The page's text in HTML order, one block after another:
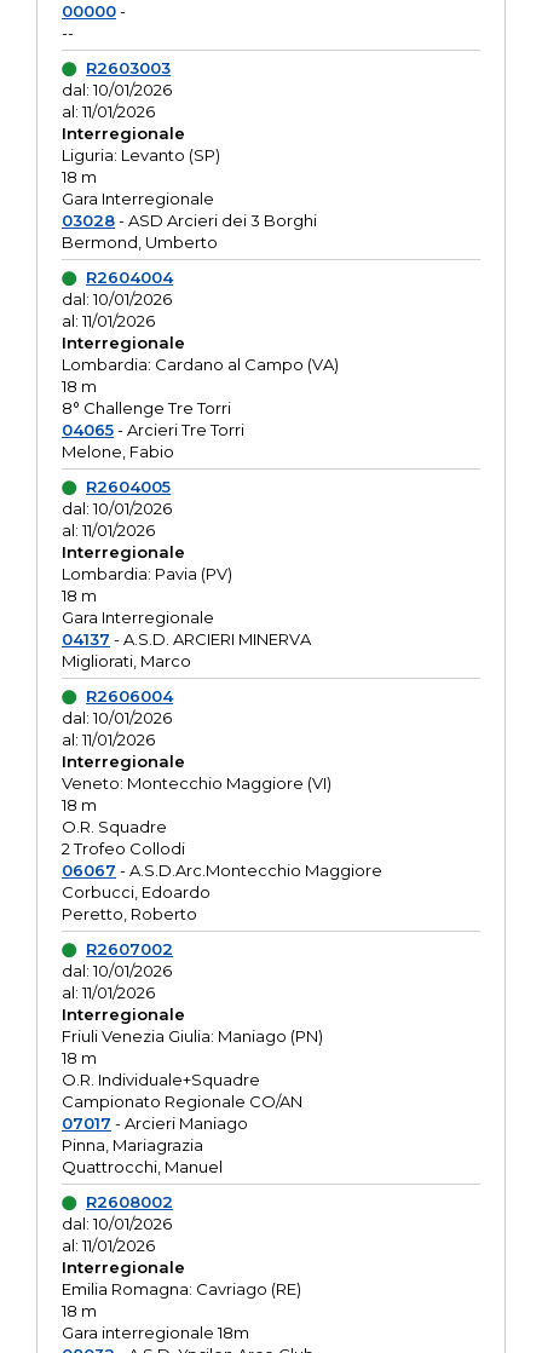
00000-
--
R2603003
dal: 10/01/2026
al: 11/01/2026
Interregionale
Liguria: Levanto (SP)
18 m
Gara Interregionale
03028- ASD Arcieri dei 3 Borghi
Bermond, Umberto
R2604004
dal: 10/01/2026
al: 11/01/2026
Interregionale
Lombardia: Cardano al Campo (VA)
18 m
8° Challenge Tre Torri
04065- Arcieri Tre Torri
Melone, Fabio
R2604005
dal: 10/01/2026
al: 11/01/2026
Interregionale
Lombardia: Pavia (PV)
18 m
Gara Interregionale
04137 - A.S.D. ARCIERI MINERVA
Migliorati, Marco
R2606004
dal: 10/01/2026
al: 11/01/2026
Interregionale
Veneto: Montecchio Maggiore (VI)
18 m
O.R. Squadre
2 Trofeo Collodi
06067 - A.S.D.Arc.Montecchio Maggiore
Corbucci, Edoardo
Peretto, Roberto
R2607002
dal: 10/01/2026
al: 11/01/2026
Interregionale
Friuli Venezia Giulia: Maniago (PN)
18 m
O.R. Individuale+Squadre
Campionato Regionale CO/AN
07017 - Arcieri Maniago
Pinna, Mariagrazia
Quattrocchi, Manuel
R2608002
dal: 10/01/2026
al: 11/01/2026
Interregionale
Emilia Romagna: Cavriago (RE)
18 m
Gara interregionale 18m